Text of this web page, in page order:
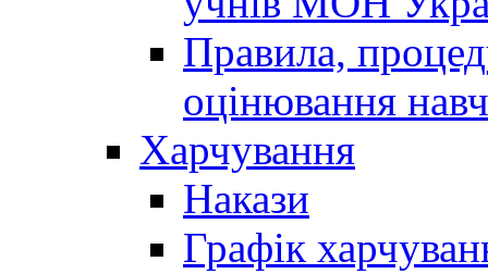
Правила,
оцінювання
Харчування
Накази
Графік